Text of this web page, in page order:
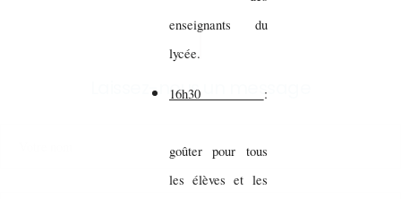
enseignants du
lycée.
16h30 :
goûter pour tous
les élèves et les
Laissez-nous un message